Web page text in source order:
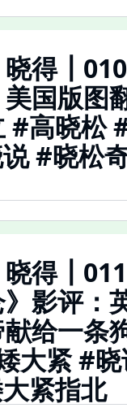
得
国版图
#高晓松
#晓松
得
》影评：
给一条
大紧 #
紧指北